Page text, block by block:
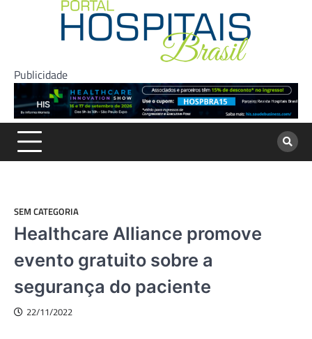
Publicidade
SEM CATEGORIA
Healthcare Alliance promove
evento gratuito sobre a
segurança do paciente
22/11/2022